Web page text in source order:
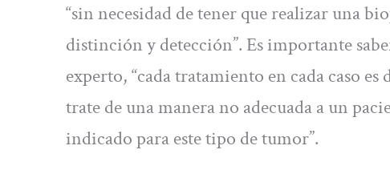
“sin necesidad de tener que realizar una
distinción y detección”. Es importante
experto, “cada tratamiento en cada caso
trate de una manera no adecuada a un
indicado para este tipo de tumor”.